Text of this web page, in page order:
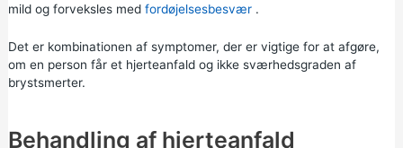
mild og forveksles med fordøjelsesbesvær.
Det er kombinationen af symptomer, der er vigtige for at afgøre,
om en person får et hjerteanfald og ikke sværhedsgraden af
brystsmerter.
Behandling af hjerteanfald